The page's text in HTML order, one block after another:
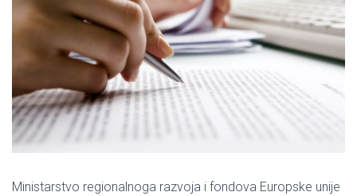
N
Ministarstvo regionalnoga razvoja i fondova Europske unije